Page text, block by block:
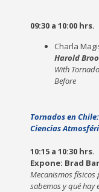
09:30 a 10:00 hrs.
Charla
Harold
With
Before
Tornados en
Ciencias
10:15 a 10:30 hrs.
Expone: Brad
Mecanismos
sabemos y qué hay